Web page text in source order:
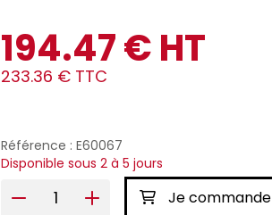
194.47 € HT
233.36 € TTC
Référence : E60067
Disponible sous 2 à 5 jours
Je commande